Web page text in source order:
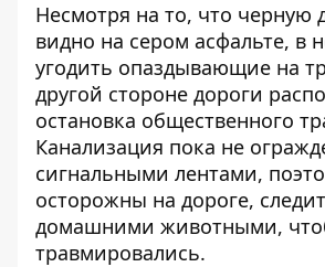
Несмотря на то, что черную
видно на сером асфальте, в
угодить опаздывающие на
другой стороне дороги
остановка общественного
Канализация пока не
сигнальными лентами,
осторожны на дороге,
домашними животными,
травмировались.